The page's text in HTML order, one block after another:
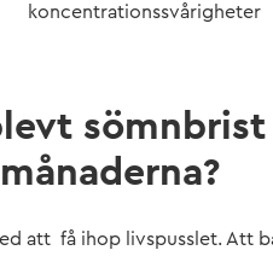
koncentrationssvårigheter
sömnbrist
att få ihop livspusslet. Att